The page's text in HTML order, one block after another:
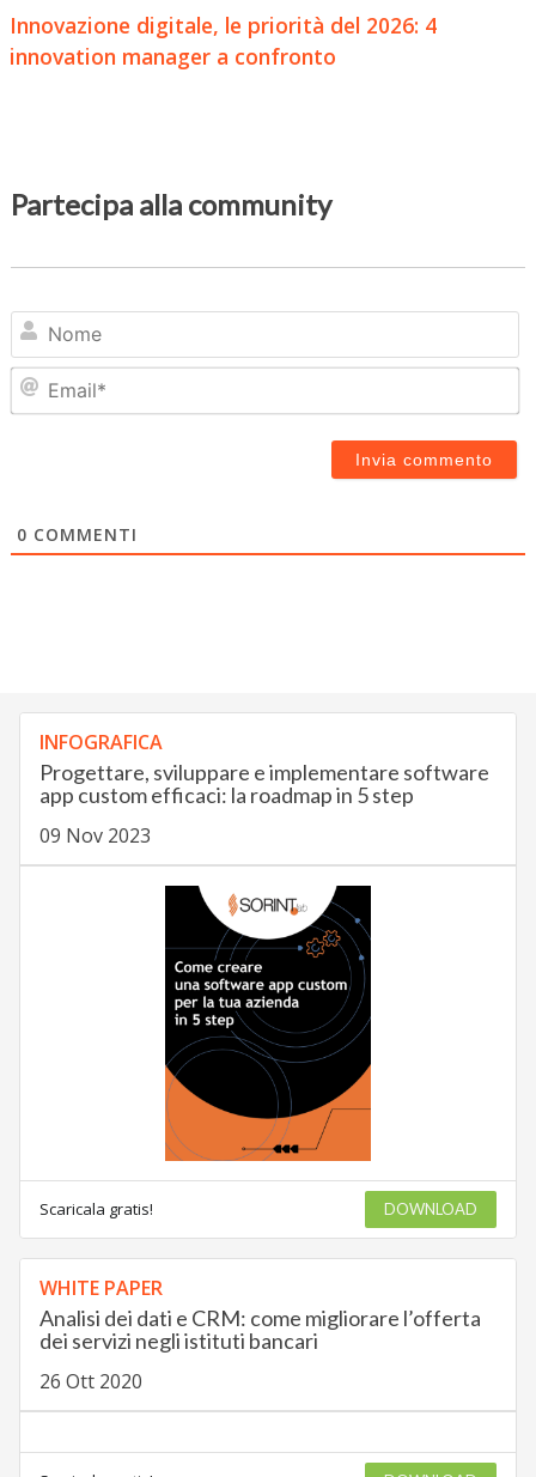
Innovazione digitale, le priorità del 2026: 4
innovation manager a confronto
Partecipa alla community
0 COMMENTI
INFOGRAFICA
Progettare, sviluppare e implementare software
app custom efficaci: la roadmap in 5 step
09 Nov 2023
Scaricala gratis! DOWNLOAD
WHITE PAPER
Analisi dei dati e CRM: come migliorare l’offerta
dei servizi negli istituti bancari
26 Ott 2020